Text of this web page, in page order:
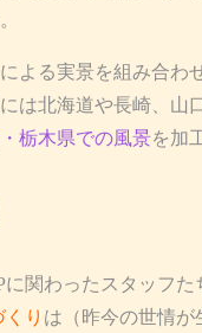
よる実景を組み合わ
は北海道や長崎、山
栃木県での風景を加
関わったスタッフた
り は（昨今の世情が